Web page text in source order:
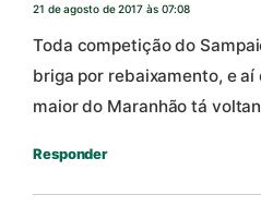
21 de agosto de 2017 às 07:08
Toda competição do
briga por rebaixamento, e aí
maior do Maranhão tá
Responder